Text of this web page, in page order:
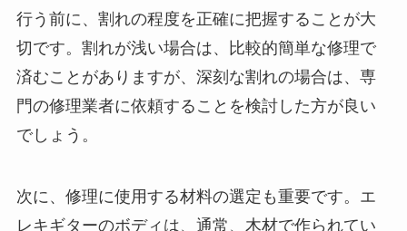
行う前に、割れの程度を正確に把握することが大
切です。割れが浅い場合は、比較的簡単な修理で
済むことがありますが、深刻な割れの場合は、専
門の修理業者に依頼することを検討した方が良い
でしょう。
次に、修理に使用する材料の選定も重要です。エ
レキギターのボディは、通常、木材で作られてい